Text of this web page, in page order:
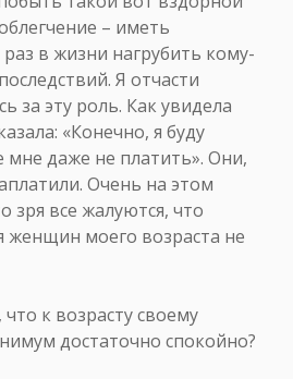
– иметь
в жизни нагрубить кому-
Я отчасти
за эту роль. Как увидела
«Конечно, я буду
мне даже не платить». Они,
Очень на этом
зря все жалуются, что
женщин моего возраста не
к возрасту своему
достаточно спокойно?